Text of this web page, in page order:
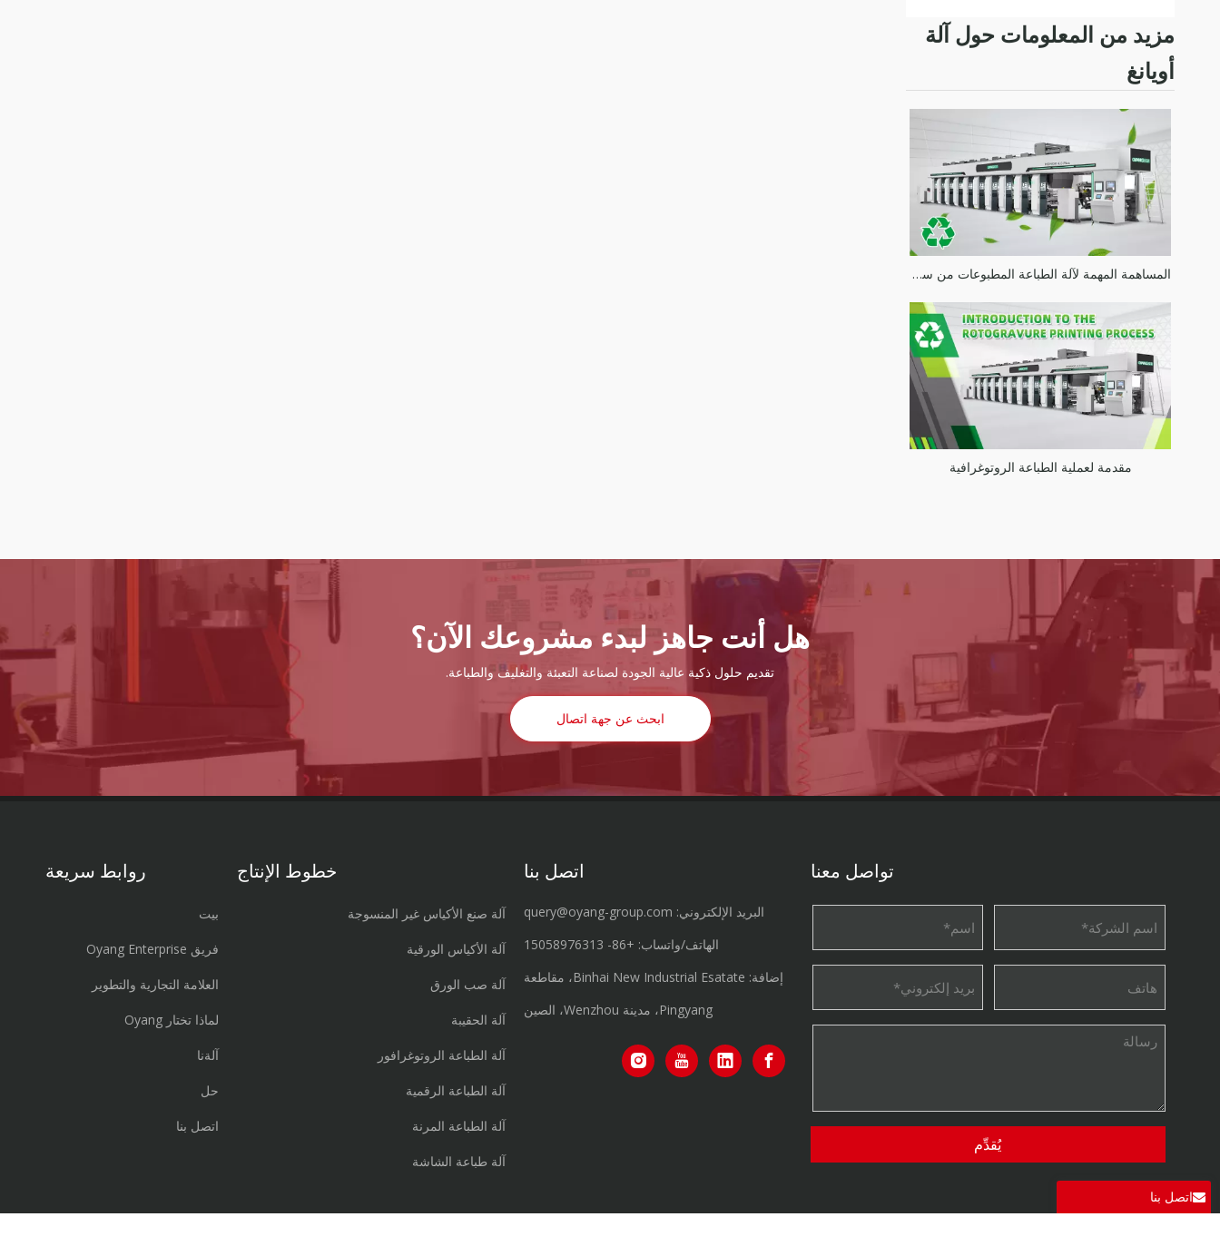
مزيد من المعلومات حول آلة
أويانغ
المساهمة المهمة لآلة الطباعة المطبوعات من سلسلة Oyang Honor Els في طباعة حماية البيئة
مقدمة لعملية الطباعة الروتوغرافية
هل أنت جاهز لبدء مشروعك الآن؟
تقديم حلول ذكية عالية الجودة لصناعة التعبئة والتغليف والطباعة.
ابحث عن جهة اتصال
روابط سريعة
بيت
فريق Oyang Enterprise
العلامة التجارية والتطوير
لماذا تختار Oyang
آلةنا
حل
اتصل بنا
اتصل بنا
خطوط الإنتاج
آلة صنع الأكياس غير المنسوجة
آلة الأكياس الورقية
آلة صب الورق
آلة الحقيبة
آلة الطباعة الروتوغرافور
آلة الطباعة الرقمية
آلة الطباعة المرنة
آلة طباعة الشاشة
اتصل بنا
البريد الإلكتروني: query@oyang-group.com
الهاتف/واتساب: +86-
15058976313
إضافة: Binhai New Industrial Esatate، مقاطعة
Pingyang، مدينة Wenzhou، الصين
تواصل معنا
يُقدِّم